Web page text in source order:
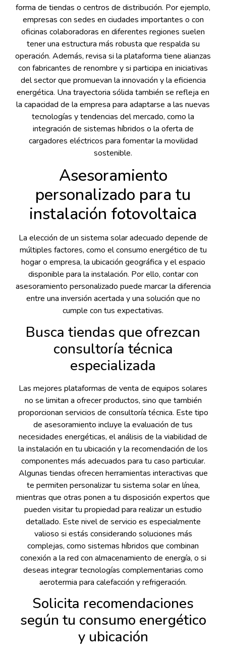
forma de tiendas o centros de distribución. Por ejemplo,
empresas con sedes en ciudades importantes o con
oficinas colaboradoras en diferentes regiones suelen
tener una estructura más robusta que respalda su
operación. Además, revisa si la plataforma tiene alianzas
con fabricantes de renombre y si participa en iniciativas
del sector que promuevan la innovación y la eficiencia
energética. Una trayectoria sólida también se refleja en
la capacidad de la empresa para adaptarse a las nuevas
tecnologías y tendencias del mercado, como la
integración de sistemas híbridos o la oferta de
cargadores eléctricos para fomentar la movilidad
sostenible.
Asesoramiento
personalizado para tu
instalación fotovoltaica
La elección de un sistema solar adecuado depende de
múltiples factores, como el consumo energético de tu
hogar o empresa, la ubicación geográfica y el espacio
disponible para la instalación. Por ello, contar con
asesoramiento personalizado puede marcar la diferencia
entre una inversión acertada y una solución que no
cumple con tus expectativas.
Busca tiendas que ofrezcan
consultoría técnica
especializada
Las mejores plataformas de venta de equipos solares
no se limitan a ofrecer productos, sino que también
proporcionan servicios de consultoría técnica. Este tipo
de asesoramiento incluye la evaluación de tus
necesidades energéticas, el análisis de la viabilidad de
la instalación en tu ubicación y la recomendación de los
componentes más adecuados para tu caso particular.
Algunas tiendas ofrecen herramientas interactivas que
te permiten personalizar tu sistema solar en línea,
mientras que otras ponen a tu disposición expertos que
pueden visitar tu propiedad para realizar un estudio
detallado. Este nivel de servicio es especialmente
valioso si estás considerando soluciones más
complejas, como sistemas híbridos que combinan
conexión a la red con almacenamiento de energía, o si
deseas integrar tecnologías complementarias como
aerotermia para calefacción y refrigeración.
Solicita recomendaciones
según tu consumo energético
y ubicación